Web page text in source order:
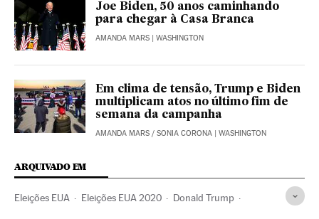
Joe Biden, 50 anos caminhando
para chegar à Casa Branca
AMANDA MARS | WASHINGTON
Em clima de tensão, Trump e Biden
multiplicam atos no último fim de
semana da campanha
AMANDA MARS / SONIA CORONA | WASHINGTON
ARQUIVADO EM
Eleições EUA Eleições EUA 2020 Donald Trump